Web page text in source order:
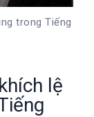
trong Tiếng
lệ